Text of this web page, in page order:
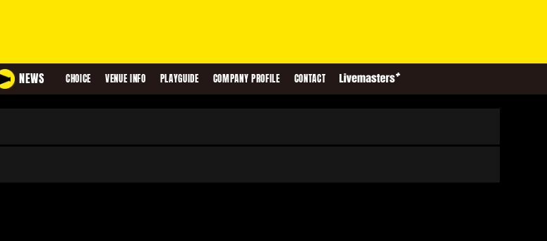
NEWS CHOICE VENUE INFO PLAYGUIDE COMPANY PROFILE CONTACT